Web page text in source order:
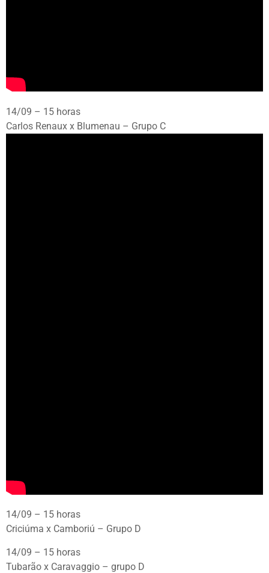
14/09 – 15 horas
Carlos Renaux x Blumenau – Grupo C
14/09 – 15 horas
Criciúma x Camboriú – Grupo D
14/09 – 15 horas
Tubarão x Caravaggio – grupo D